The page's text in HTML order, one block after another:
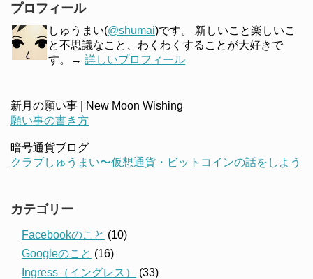
プロフィール
しゅうまい(@shumai)です。 新しいこと楽しいこ
と不思議なこと、わくわくすることが大好きで
す。→ 詳しいプロフィール
新月の願い事 | New Moon Wishing
願い事の書き方
暗号通貨ブログ
クラブしゅうまい〜仮想通貨・ビットコインの話をしよう
カテゴリー
Facebookのこと (10)
Googleのこと (16)
Ingress（イングレス）
(33)